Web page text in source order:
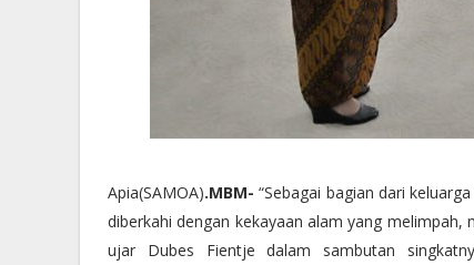
Apia(SAMOA).MBM- “Sebagai bagian dari
diberkahi dengan kekayaan alam yang
ujar Dubes Fientje dalam sambutan